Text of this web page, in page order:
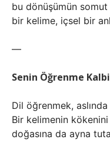
bu dönüşümün
bir kelime, içsel bir
—
Senin Öğrenme
Dil öğrenmek,
Bir kelimenin
doğasına da ayna